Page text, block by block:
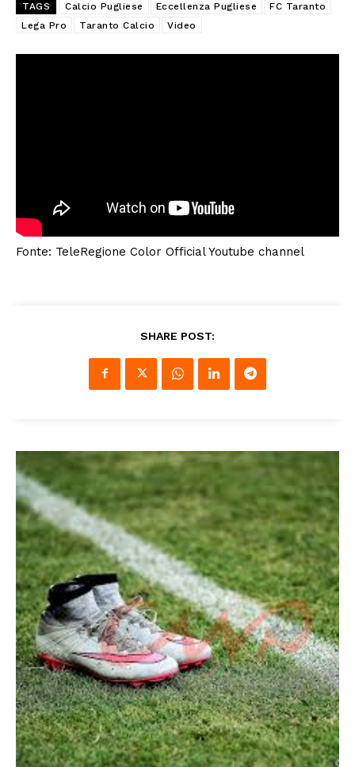
TAGS Calcio Pugliese Eccellenza Pugliese
FC Taranto
Lega Pro
Taranto Calcio Video
Fonte: TeleRegione Color Official Youtube channel
SHARE POST: